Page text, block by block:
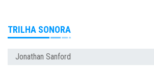
TRILHA SONORA
Jonathan Sanford